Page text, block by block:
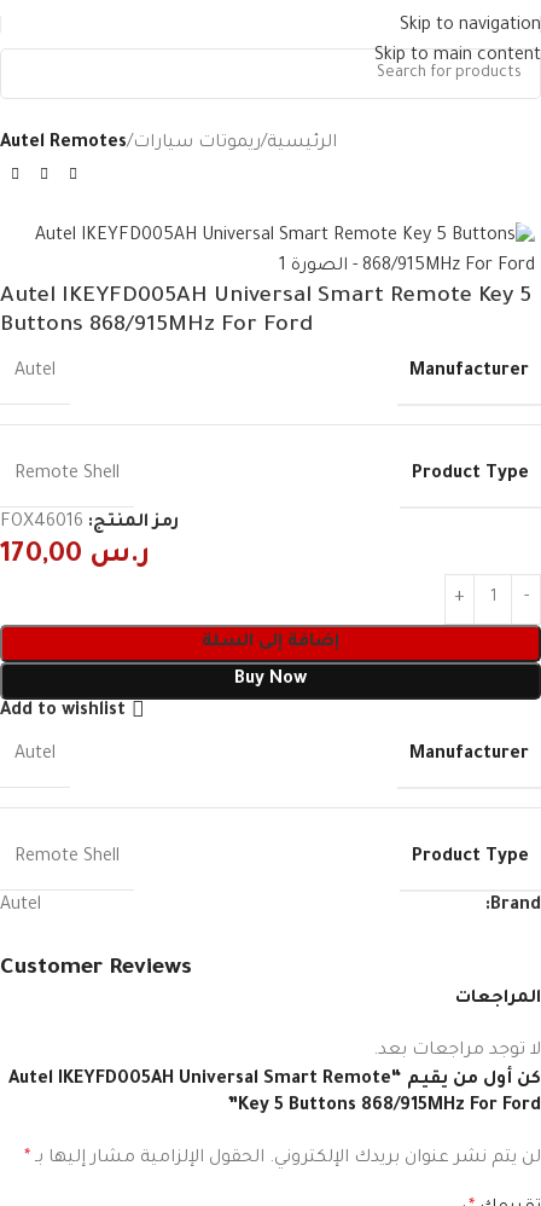
Skip to navigation
Skip to main content
الرئيسية ريموتات سيارات Autel Remotes
Autel IKEYFD005AH Universal Smart Remote Key 5
Buttons 868/915MHz For Ford
Manufacturer
Autel
Product Type
Remote Shell
رمز المنتج: FOX46016
ر.س
إضافة إلى السلة
Buy Now
Add to wishlist
Manufacturer
Autel
Product Type
Remote Shell
Brand:
Autel
Customer Reviews
المراجعات
لا توجد مراجعات بعد.
كن أول من يقيم “Autel IKEYFD005AH Universal Smart Remote
Key 5 Buttons 868/915MHz For Ford”
لن يتم نشر عنوان بريدك الإلكتروني. الحقول الإلزامية مشار إليها بـ *